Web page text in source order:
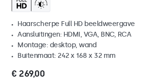
Haarscherpe Full HD beeldweergave
Aansluitingen: HDMI, VGA, BNC, RCA
Montage: desktop, wand
Buitenmaat: 242 x 168 x 32 mm
€ 269,00